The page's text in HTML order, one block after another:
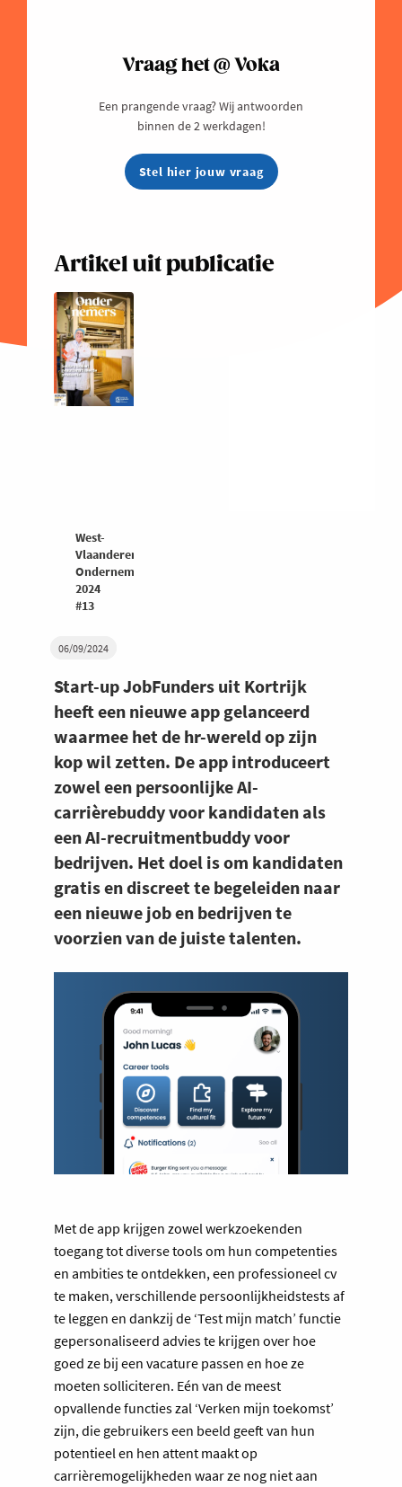
06/09/2024
Start-up JobFunders uit Kortrijk
heeft een nieuwe app gelanceerd
waarmee het de hr-wereld op zijn
kop wil zetten. De app introduceert
zowel een persoonlijke AI-
carrièrebuddy voor kandidaten als
een AI-recruitmentbuddy voor
bedrijven. Het doel is om kandidaten
gratis en discreet te begeleiden naar
een nieuwe job en bedrijven te
voorzien van de juiste talenten.
Met de app krijgen zowel werkzoekenden
toegang tot diverse tools om hun competenties
en ambities te ontdekken, een professioneel cv
te maken, verschillende persoonlijkheidstests af
te leggen en dankzij de ‘Test mijn match’ functie
gepersonaliseerd advies te krijgen over hoe
goed ze bij een vacature passen en hoe ze
moeten solliciteren. Eén van de meest
opvallende functies zal ‘Verken mijn toekomst’
zijn, die gebruikers een beeld geeft van hun
potentieel en hen attent maakt op
carrièremogelijkheden waar ze nog niet aan
Vraag het @ Voka
Een prangende vraag? Wij antwoorden
binnen de 2 werkdagen!
Stel hier jouw vraag
Artikel uit publicatie
West-
Vlaanderen
Ondernemers
2024
#13